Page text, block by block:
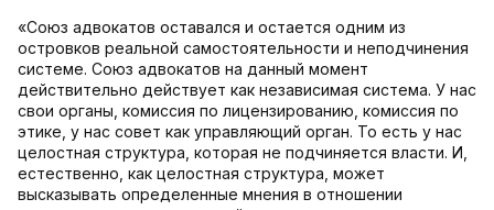
«Союз адвокатов оставался и остается одним из
островков реальной самостоятельности и неподчинения
системе. Союз адвокатов на данный момент
действительно действует как независимая система. У нас
свои органы, комиссия по лицензированию, комиссия по
этике, у нас совет как управляющий орган. То есть у нас
целостная структура, которая не подчиняется власти. И,
естественно, как целостная структура, может
высказывать определенные мнения в отношении